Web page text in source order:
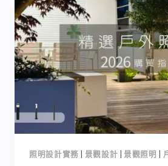
設
計，
5
大
重
點
唯
美
庭
照明設計實務 景觀設計 |景觀照明